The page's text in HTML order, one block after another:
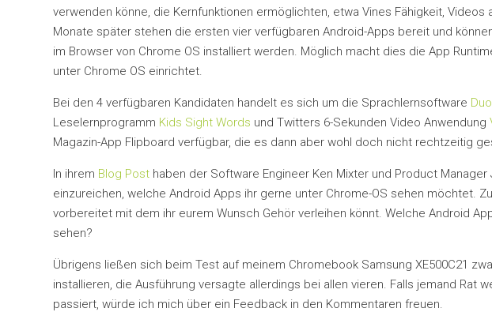
verwenden könne, die Kernfunktionen ermöglichten, etwa Vines Fähigkeit,
Monate später stehen die ersten vier verfügbaren Android-Apps bereit und
im Browser von Chrome OS installiert werden. Möglich macht dies die App
unter Chrome OS einrichtet.
Bei den 4 verfügbaren Kandidaten handelt es sich um die Sprachlernsoftware
Leselernprogramm Kids Sight Words und Twitters 6-Sekunden Video Anwendung
Magazin-App Flipboard verfügbar, die es dann aber wohl doch nicht rechtzeitig
In ihrem Blog Post haben der Software Engineer Ken Mixter und Product
einzureichen, welche Android Apps ihr gerne unter Chrome-OS sehen möchtet.
vorbereitet mit dem ihr eurem Wunsch Gehör verleihen könnt. Welche Android
sehen?
Übrigens ließen sich beim Test auf meinem Chromebook Samsung XE500C21
installieren, die Ausführung versagte allerdings bei allen vieren. Falls jemand Rat
passiert, würde ich mich über ein Feedback in den Kommentaren freuen.